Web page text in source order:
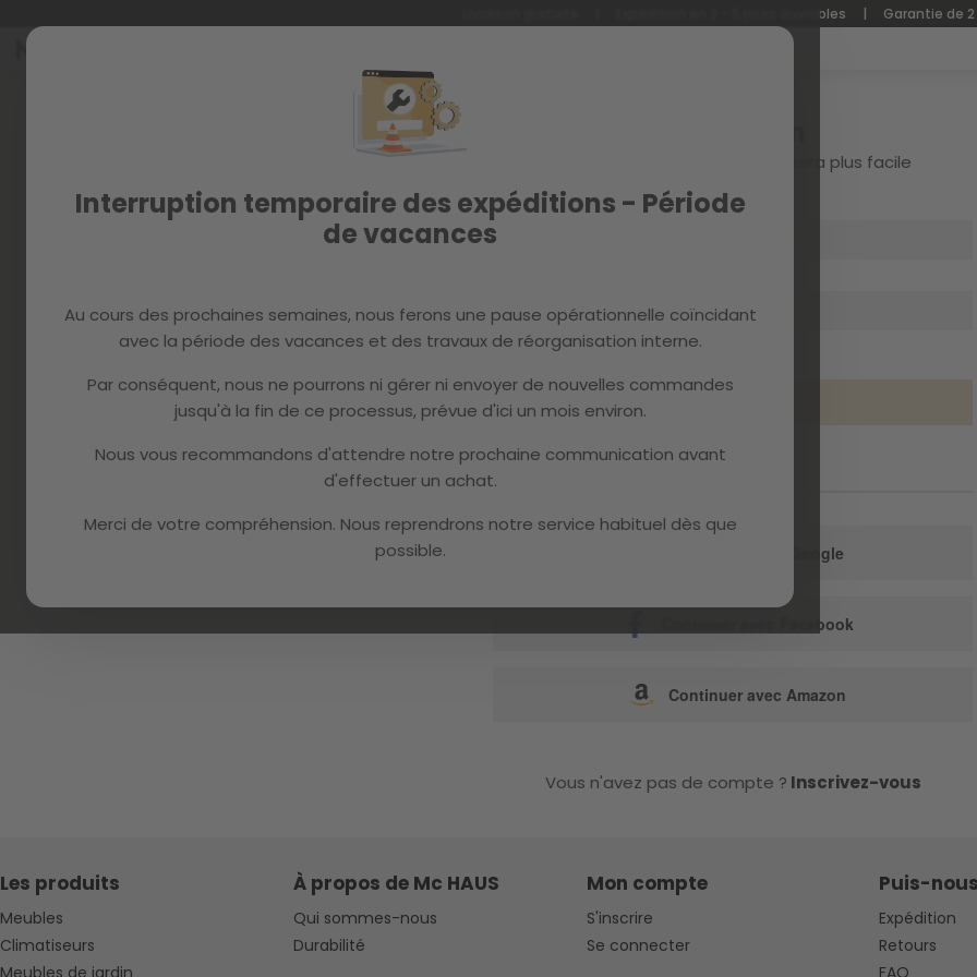
Interruption temporaire des expéditions - Période
de vacances
Au cours des prochaines semaines, nous ferons une pause opérationnelle coïncidant
avec la période des vacances et des travaux de réorganisation interne.
Par conséquent, nous ne pourrons ni gérer ni envoyer de nouvelles commandes
jusqu'à la fin de ce processus, prévue d'ici un mois environ.
Nous vous recommandons d'attendre notre prochaine communication avant
d'effectuer un achat.
Merci de votre compréhension. Nous reprendrons notre service habituel dès que
possible.
Expédition en 3 - 5 jours ouvrables | Garantie de
Allez
Créez votre compte et tout sera plus facile
Mot de passe oublié?
Continuer avec Google
Continuer avec Facebook
Continuer avec Amazon
Vous n'avez pas de compte ? Inscrivez-vous
Les produits
Meubles
Climatiseurs
Meubles de jardin
À propos de Mc HAUS
Qui sommes-nous
Durabilité
Mon compte
S'inscrire
Se connecter
Puis-
Expédition
Retours
FAQ